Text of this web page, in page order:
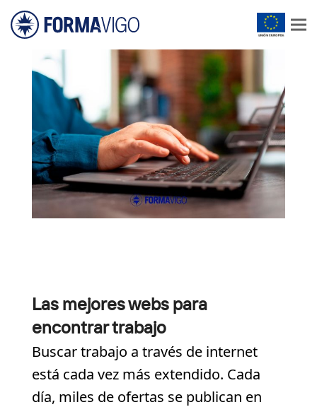
Las mejores webs para
encontrar trabajo
Buscar trabajo a través de internet
está cada vez más extendido. Cada
día, miles de ofertas se publican en